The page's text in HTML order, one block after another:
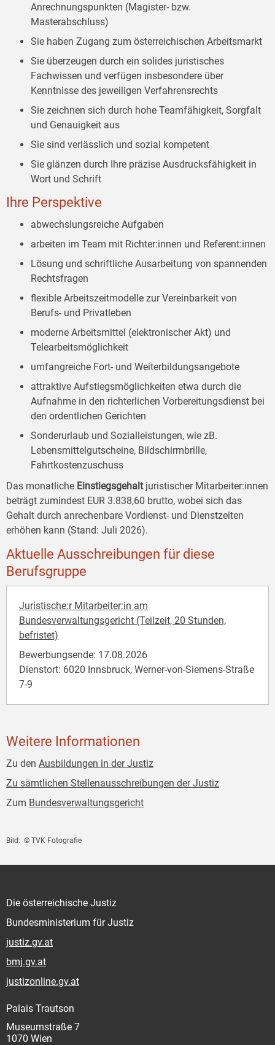
Anrechnungspunkten (Magister- bzw.
Masterabschluss)
Sie haben Zugang zum österreichischen Arbeitsmarkt
Sie überzeugen durch ein solides juristisches
Fachwissen und verfügen insbesondere über
Kenntnisse des jeweiligen Verfahrensrechts
Sie zeichnen sich durch hohe Teamfähigkeit, Sorgfalt
und Genauigkeit aus
Sie sind verlässlich und sozial kompetent
Sie glänzen durch Ihre präzise Ausdrucksfähigkeit in
Wort und Schrift
Ihre Perspektive
abwechslungsreiche Aufgaben
arbeiten im Team mit Richter:innen und Referent:innen
Lösung und schriftliche Ausarbeitung von spannenden
Rechtsfragen
flexible Arbeitszeitmodelle zur Vereinbarkeit von
Berufs- und Privatleben
moderne Arbeitsmittel (elektronischer Akt) und
Telearbeitsmöglichkeit
umfangreiche Fort- und Weiterbildungsangebote
attraktive Aufstiegsmöglichkeiten etwa durch die
Aufnahme in den richterlichen Vorbereitungsdienst bei
den ordentlichen Gerichten
Sonderurlaub und Sozialleistungen, wie zB.
Lebensmittelgutscheine, Bildschirmbrille,
Fahrtkostenzuschuss
Das monatliche Einstiegsgehaltjuristischer Mitarbeiter:innen
beträgt zumindest EUR 3.838,60 brutto, wobei sich das
Gehalt durch anrechenbare Vordienst- und Dienstzeiten
erhöhen kann (Stand: Juli 2026).
Aktuelle Ausschreibungen für diese
Berufsgruppe
Juristische:r Mitarbeiter:in am
Bundesverwaltungsgericht (Teilzeit, 20 Stunden,
befristet)
Bewerbungsende: 17.08.2026
Dienstort: 6020 Innsbruck, Werner-von-Siemens-Straße
7-9
Weitere Informationen
Zu den Ausbildungen in der Justiz
Zu sämtlichen Stellenausschreibungen der Justiz
Zum Bundesverwaltungsgericht
Bild: © TVK Fotografie
Die österreichische Justiz
Bundesministerium für Justiz
justiz.gv.at
bmj.gv.at
justizonline.gv.at
Palais Trautson
Museumstraße 7
1070 Wien